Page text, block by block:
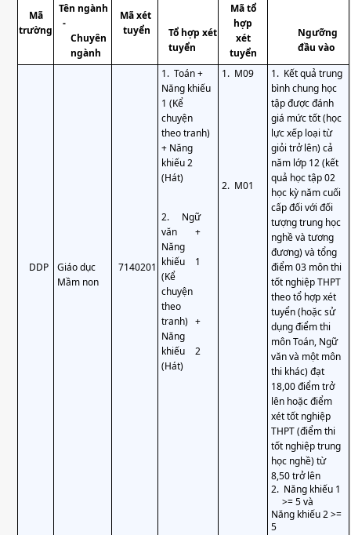
Mã
trường
Tên ngành
-
Chuyên
ngành
Mã xét
tuyển
Tổ hợp xét
tuyển
Mã tổ
hợp
xét
tuyển
Ngưỡng
đầu vào
DDP
Giáo dục
Mầm non
7140201
1. Toán +
Năng khiếu
1 (Kể
chuyện
theo tranh)
+ Năng
khiếu 2
(Hát)
2. Ngữ
văn +
Năng
khiếu 1
(Kể
chuyện
theo
tranh) +
Năng
khiếu 2
(Hát)
1. M09
2. M01
1. Kết quả trung
bình chung học
tập được đánh
giá mức tốt (học
lực xếp loại từ
giỏi trở lên) cả
năm lớp 12 (kết
quả học tập 02
học kỳ năm cuối
cấp đối với đối
tượng trung học
nghề và tương
đương) và tổng
điểm 03 môn thi
tốt nghiệp THPT
theo tổ hợp xét
tuyển (hoặc sử
dụng điểm thi
môn Toán, Ngữ
văn và một môn
thi khác) đạt
18,00 điểm trở
lên hoặc điểm
xét tốt nghiệp
THPT (điểm thi
tốt nghiệp trung
học nghề) từ
8,50 trở lên
2. Năng khiếu 1
>= 5 và
Năng khiếu 2 >=
5